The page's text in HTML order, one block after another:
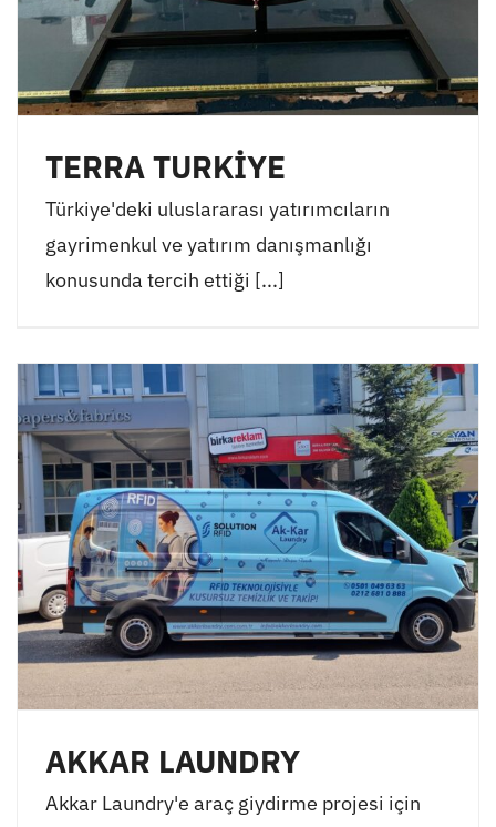
TERRA TURKİYE
Türkiye'deki uluslararası yatırımcıların
gayrimenkul ve yatırım danışmanlığı
konusunda tercih ettiği [...]
AKKAR LAUNDRY
Akkar Laundry'e araç giydirme projesi için